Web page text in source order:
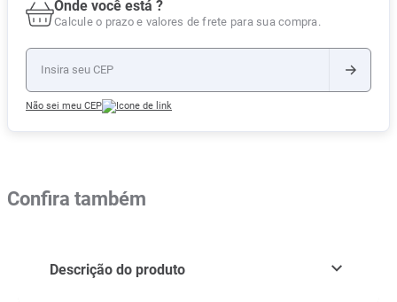
Onde você está ?
Calcule o prazo e valores de frete para sua compra.
Não sei meu CEP
Confira também
Descrição do produto